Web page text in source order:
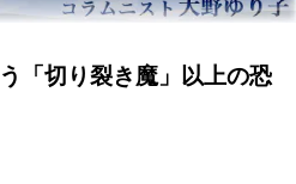
「切り裂き魔」以上の恐